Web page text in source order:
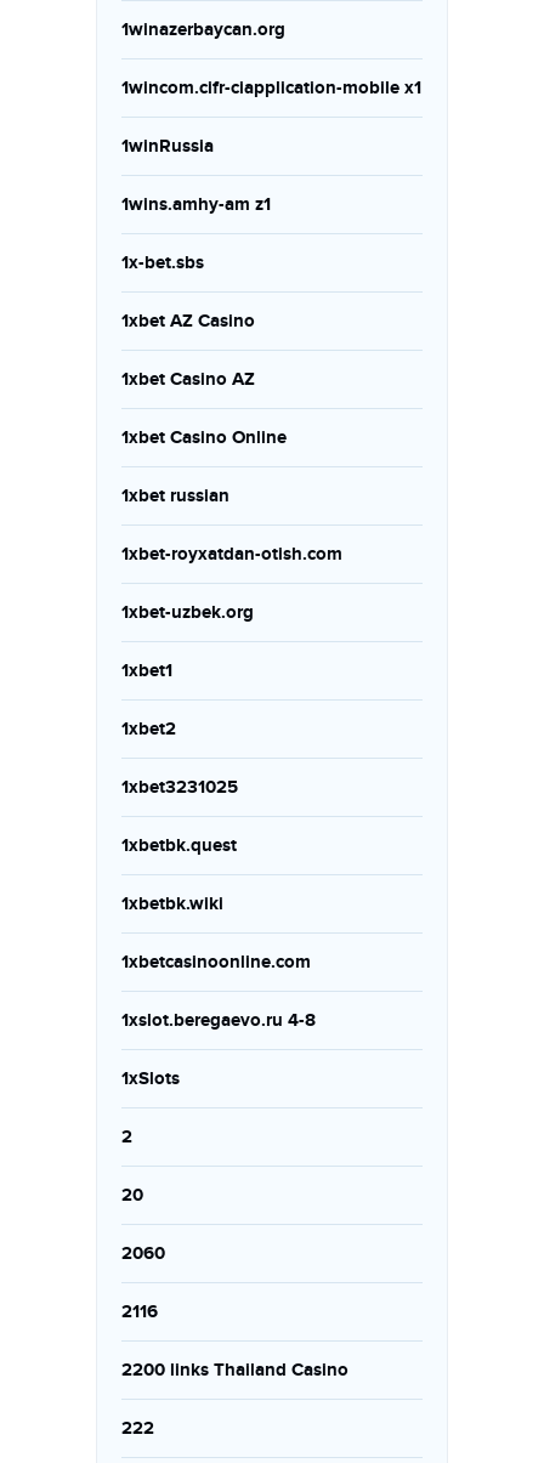
1winazerbaycan.org
1wincom.cifr-ciapplication-mobile x1
1winRussia
1wins.amhy-am z1
1x-bet.sbs
1xbet AZ Casino
1xbet Casino AZ
1xbet Casino Online
1xbet russian
1xbet-royxatdan-otish.com
1xbet-uzbek.org
1xbet1
1xbet2
1xbet3231025
1xbetbk.quest
1xbetbk.wiki
1xbetcasinoonline.com
1xslot.beregaevo.ru 4-8
1xSlots
2
20
2060
2116
2200 links Thailand Casino
222